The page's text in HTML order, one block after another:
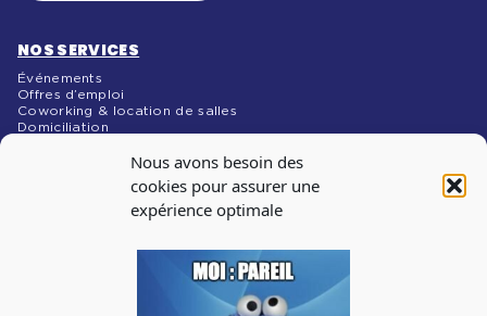
Nous avons besoin des
cookies pour assurer une
expérience optimale
NOS SERVICES
Événements
Offres d’emploi
Coworking & location de salles
Domiciliation
Abonnez-vous à notre newsletter pour recevoir les infos